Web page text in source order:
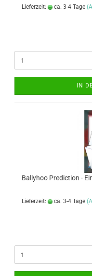
Lieferzeit: ca. 3-4 Tage
IN
Ballyhoo Prediction -
Lieferzeit: ca. 3-4 Tage